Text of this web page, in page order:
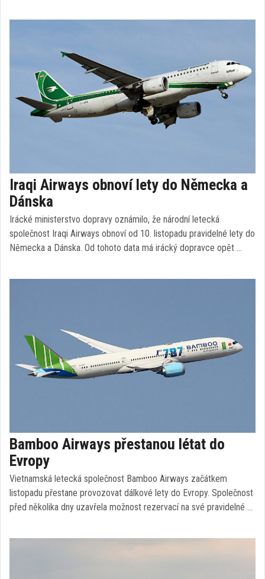
Iraqi Airways obnoví lety do Německa a
Dánska
Irácké ministerstvo dopravy oznámilo, že národní letecká
společnost Iraqi Airways obnoví od 10. listopadu pravidelné lety do
Německa a Dánska. Od tohoto data má irácký dopravce opět …
Bamboo Airways přestanou létat do
Evropy
Vietnamská letecká společnost Bamboo Airways začátkem
listopadu přestane provozovat dálkové lety do Evropy. Společnost
před několika dny uzavřela možnost rezervací na své pravidelné …